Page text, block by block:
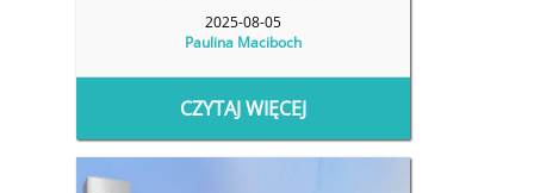
2025-08-05
Paulina Maciboch
CZYTAJ WIĘCEJ